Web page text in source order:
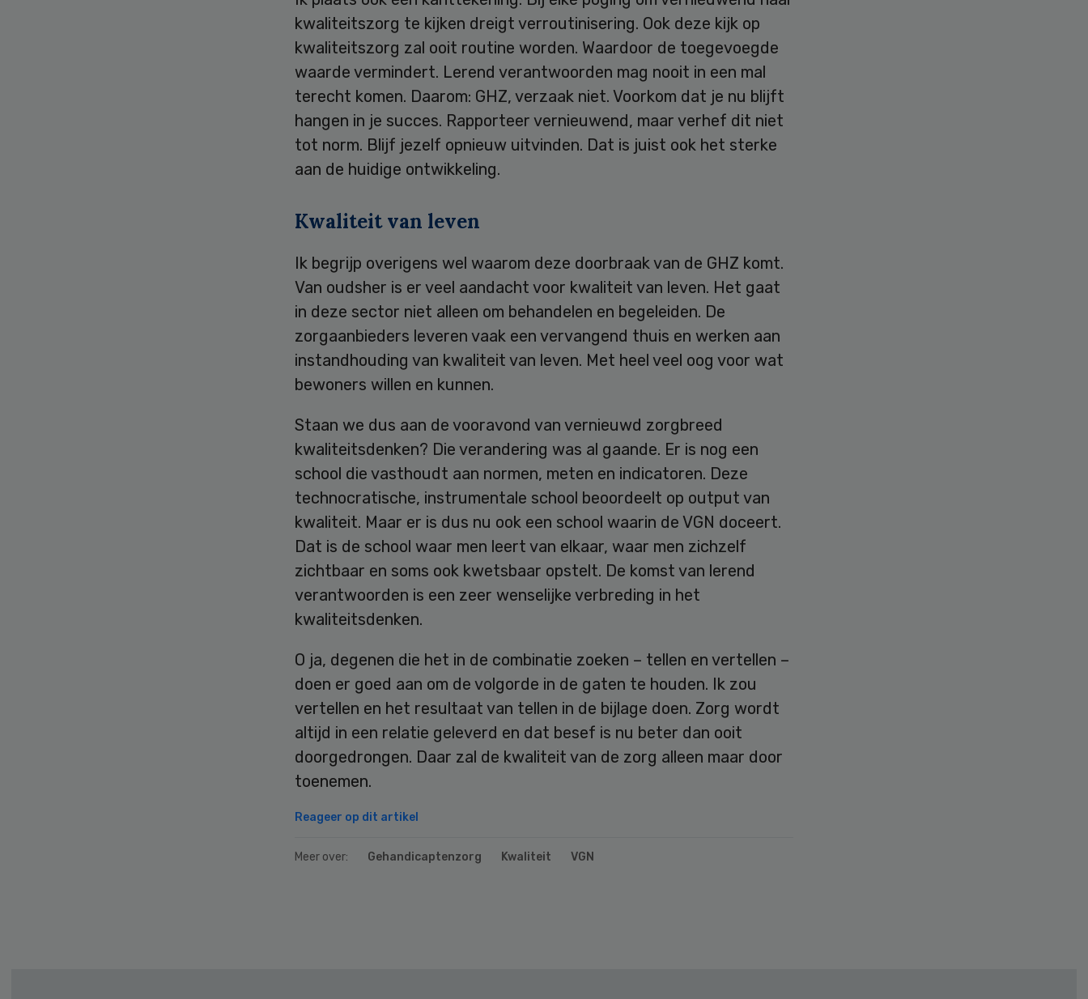
kwaliteitszorg te kijken dreigt verroutinisering. Ook deze kijk op
kwaliteitszorg zal ooit routine worden. Waardoor de toegevoegde
waarde vermindert. Lerend verantwoorden mag nooit in een mal
terecht komen. Daarom: GHZ, verzaak niet. Voorkom dat je nu blijft
hangen in je succes. Rapporteer vernieuwend, maar verhef dit niet
tot norm. Blijf jezelf opnieuw uitvinden. Dat is juist ook het sterke
aan de huidige ontwikkeling.
Kwaliteit van leven
Ik begrijp overigens wel waarom deze doorbraak van de GHZ komt.
Van oudsher is er veel aandacht voor kwaliteit van leven. Het gaat
in deze sector niet alleen om behandelen en begeleiden. De
zorgaanbieders leveren vaak een vervangend thuis en werken aan
instandhouding van kwaliteit van leven. Met heel veel oog voor wat
bewoners willen en kunnen.
Staan we dus aan de vooravond van vernieuwd zorgbreed
kwaliteitsdenken? Die verandering was al gaande. Er is nog een
school die vasthoudt aan normen, meten en indicatoren. Deze
technocratische, instrumentale school beoordeelt op output van
kwaliteit. Maar er is dus nu ook een school waarin de VGN doceert.
Dat is de school waar men leert van elkaar, waar men zichzelf
zichtbaar en soms ook kwetsbaar opstelt. De komst van lerend
verantwoorden is een zeer wenselijke verbreding in het
kwaliteitsdenken.
O ja, degenen die het in de combinatie zoeken – tellen en vertellen –
doen er goed aan om de volgorde in de gaten te houden. Ik zou
vertellen en het resultaat van tellen in de bijlage doen. Zorg wordt
altijd in een relatie geleverd en dat besef is nu beter dan ooit
doorgedrongen. Daar zal de kwaliteit van de zorg alleen maar door
toenemen.
Reageer op dit artikel
Meer over: Gehandicaptenzorg Kwaliteit VGN